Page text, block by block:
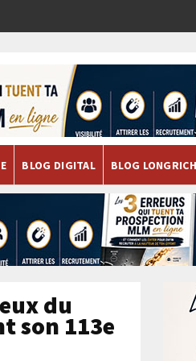
BLOG DIGITAL BLOG LONGRICH
du
son 113e